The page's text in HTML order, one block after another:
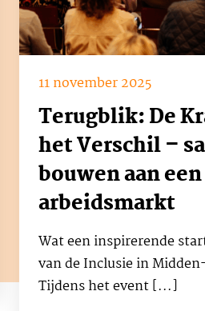
11 november 2025
Terugblik: De
het Verschil –
bouwen aan
arbeidsmarkt
Wat een inspirerende
van de Inclusie in
Tijdens het event [...]